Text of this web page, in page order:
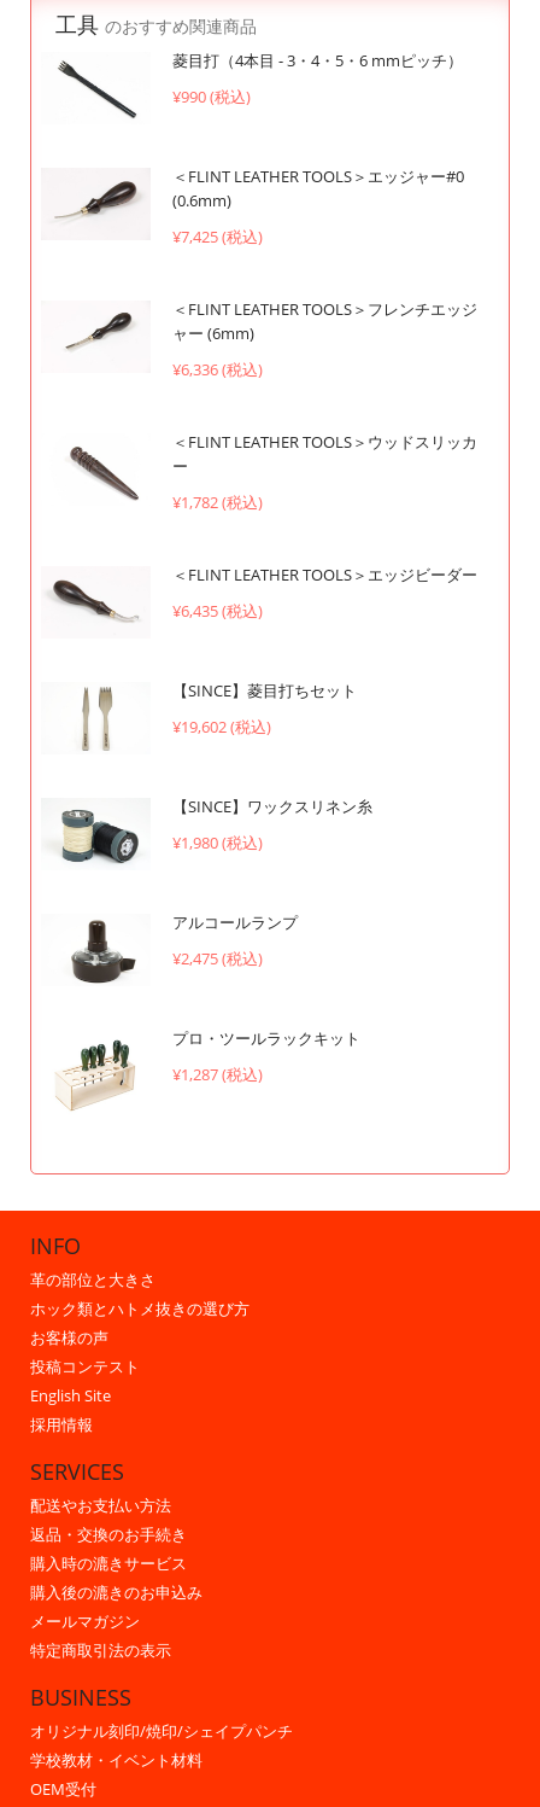
工具 のおすすめ関連商品
菱目打（4本目 - 3・4・5・6 mmピッチ）
¥990 (税込)
＜FLINT LEATHER TOOLS＞エッジャー#0
(0.6mm)
¥7,425 (税込)
＜FLINT LEATHER TOOLS＞フレンチエッジ
ャー (6mm)
¥6,336 (税込)
＜FLINT LEATHER TOOLS＞ウッドスリッカ
ー
¥1,782 (税込)
＜FLINT LEATHER TOOLS＞エッジビーダー
¥6,435 (税込)
【SINCE】菱目打ちセット
¥19,602 (税込)
【SINCE】ワックスリネン糸
¥1,980 (税込)
アルコールランプ
¥2,475 (税込)
プロ・ツールラックキット
¥1,287 (税込)
INFO
革の部位と大きさ
ホック類とハトメ抜きの選び方
お客様の声
投稿コンテスト
English Site
採用情報
SERVICES
配送やお支払い方法
返品・交換のお手続き
購入時の漉きサービス
購入後の漉きのお申込み
メールマガジン
特定商取引法の表示
BUSINESS
オリジナル刻印/焼印/シェイプパンチ
学校教材・イベント材料
OEM受付